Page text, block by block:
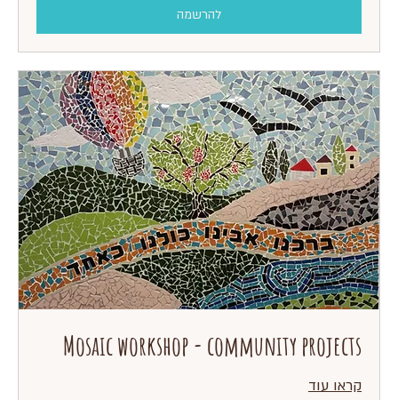
להרשמה
Mosaic workshop - community projects
קראו עוד